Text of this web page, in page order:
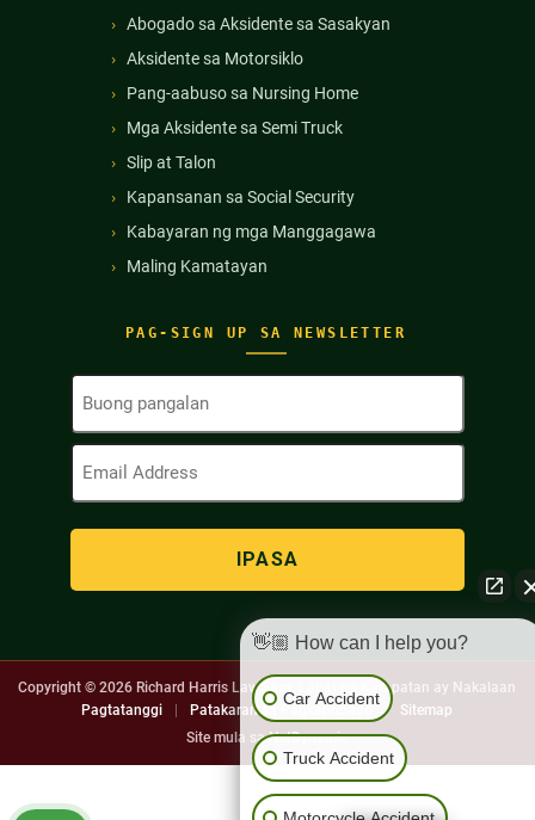
PAG-SIGN UP SA NEWSLETTER
Buong
(Kinakailangan)
Email
(Kinakailangan)
Abogado sa Aksidente sa Sasakyan
Aksidente sa Motorsiklo
Pang-aabuso sa Nursing Home
Mga Aksidente sa Semi Truck
Slip at Talon
Kapansanan sa Social Security
Kabayaran ng mga Manggagawa
Maling Kamatayan
Copyright © 2026 Richard Harris Law Firm. Lahat ng Karapatan ay Nakalaan
Pagtatanggi
| Patakaran sa Pagkapribado |
Sitemap
Site mula saNetDynamic
👋🏼 How can I help you?
Car Accident
Truck Accident